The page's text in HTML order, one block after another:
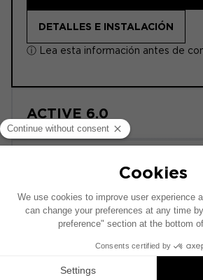
DETALLES E INSTALACIÓN
ⓘ Lea esta información antes de
ACTIVE 6.0
Este esquema de instalación
sistema de audio original
vehículo dispone de una